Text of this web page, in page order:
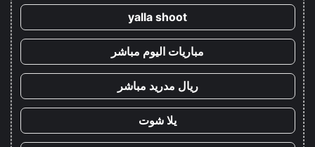
yalla shoot
مباريات اليوم مباشر
ريال مدريد مباشر
يلا شوت